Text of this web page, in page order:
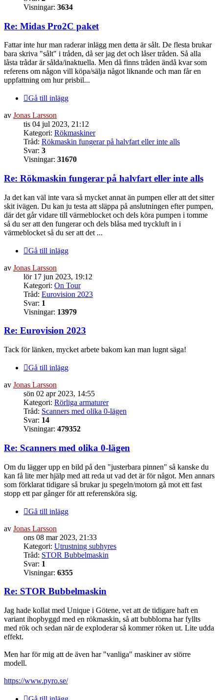
Visningar: 3634
Re: Midas Pro2C paket
Fattar inte hur man raderar inlägg men detta är sålt. De flesta brukar
bara skriva "sålt" i tråden, då ser jag det och låser tråden. Så alla
låsta trådar är sålda/inaktuella. Men då finns tråden ändå kvar som
referens om någon vill köpa/sälja något liknande och man får en
uppfattning om hur prisbil...
Gå till inlägg
av Jonas Larsson
tis 04 jul 2023, 21:12
Kategori: Rökmaskiner
Tråd: Rökmaskin fungerar på halvfart eller inte alls
Svar: 3
Visningar: 31670
Re: Rökmaskin fungerar på halvfart eller inte alls
Ja det kan väl inte vara så mycket annat än pumpen eller att det sitter
skit ivägen. Du kan ju testa att släppa på anslutningen efter pumpen,
där det går vidare till värmeblocket och dels köra pumpen i tomme
så du ser att den fungerar och dels blåsa med tryckluft in i
värmeblocket så du ser att det ...
Gå till inlägg
av Jonas Larsson
lör 17 jun 2023, 19:12
Kategori: On Tour
Tråd: Eurovision 2023
Svar: 1
Visningar: 13979
Re: Eurovision 2023
Tack för länken, mycket arbete bakom kan man lugnt säga!
Gå till inlägg
av Jonas Larsson
sön 02 apr 2023, 14:55
Kategori: Rörliga armaturer
Tråd: Scanners med olika 0-lägen
Svar: 14
Visningar: 479352
Re: Scanners med olika 0-lägen
Om du lägger upp en bild på den "justerbara pinnen" så kanske du
kan få lite mer hjälp med att reda ut vad det är för något. Men annars
som förklarat tidigare så brukar ju spegeln/motorn gå mot ett fast
stopp ett par gånger för att referensköra sig.
Gå till inlägg
av Jonas Larsson
ons 08 mar 2023, 21:33
Kategori: Utrustning subhyres
Tråd: STOR Bubbelmaskin
Svar: 1
Visningar: 6355
Re: STOR Bubbelmaskin
Jag hade kollat med Unique i Götene, vet att de tidigare haft en
variant ihopbyggd med en rökmaskin, så att bubblorna har fyllts
med rök och sedan när de exploderar så kommer röken ut. Lite udda
effekt.
Men har för mig att de även har "vanliga" maskiner av större
modell.
https://www.pyro.se/